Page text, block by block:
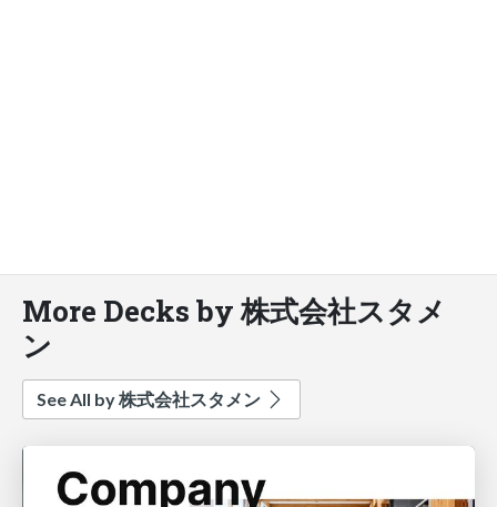
More Decks by 株式会社スタメ
ン
See All by 株式会社スタメン